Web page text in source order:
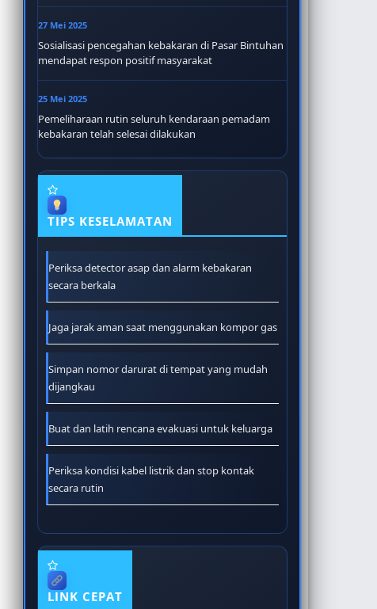
27 Mei 2025
Sosialisasi pencegahan kebakaran di Pasar Bintuhan
mendapat respon positif masyarakat
25 Mei 2025
Pemeliharaan rutin seluruh kendaraan pemadam
kebakaran telah selesai dilakukan
TIPS KESELAMATAN
Periksa detector asap dan alarm kebakaran
secara berkala
Jaga jarak aman saat menggunakan kompor gas
Simpan nomor darurat di tempat yang mudah
dijangkau
Buat dan latih rencana evakuasi untuk keluarga
Periksa kondisi kabel listrik dan stop kontak
secara rutin
LINK CEPAT